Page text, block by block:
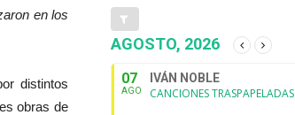
en los
distintos
obras de
AGOSTO, 2026
07
AGO
IVÁN NOBLE
CANCIONES TRASPAPELADAS